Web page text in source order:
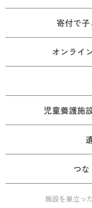
寄付で
オンライ
児童養護施
つ
施設を巣立っ